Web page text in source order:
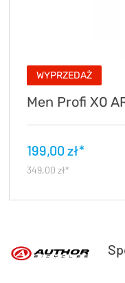
WYPRZEDAŻ
Men Profi X0
199,00 zł*
349,00 zł*